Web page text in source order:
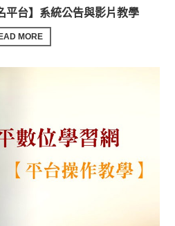
平台】系統公告與影片教學
MORE